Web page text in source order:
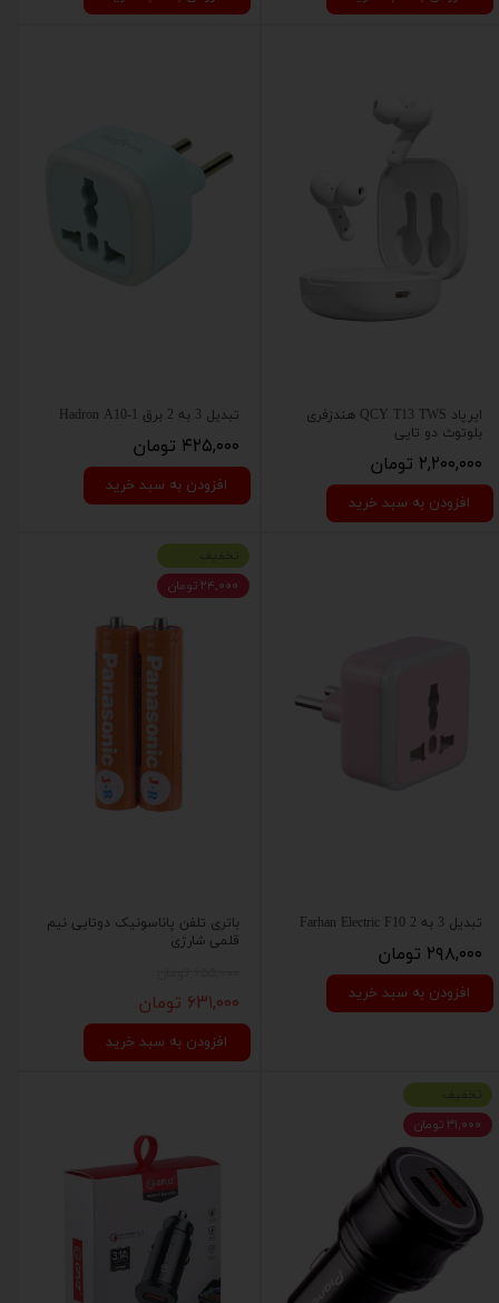
ایرپاد QCY T13 TWS هندزفری
بلوتوث دو تایی
۲,۲۰۰,۰۰۰ تومان
افزودن به سبد خرید
تبدیل 3 به 2 برق Hadron A10-1
۴۲۵,۰۰۰ تومان
افزودن به سبد خرید
تبدیل 3 به 2 Farhan Electric F10
۲۹۸,۰۰۰ تومان
افزودن به سبد خرید
باتری تلفن پاناسونیک دوتایی نیم
قلمی شارژی
۶۳۱,۰۰۰ تومان
افزودن به سبد خرید
۲۴,۰۰۰ تومان
۳۱,۰۰۰ تومان